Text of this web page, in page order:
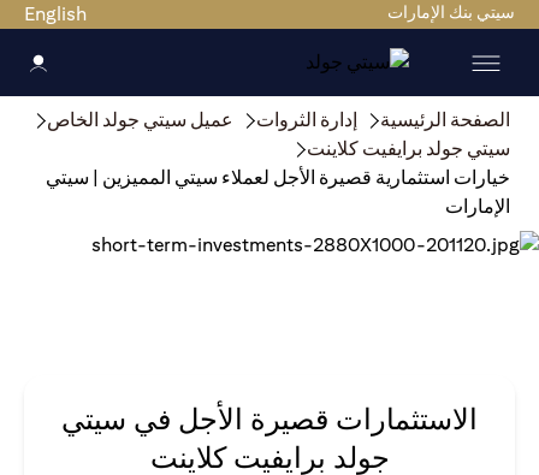
سيتي بنك الإمارات English
الصفحة الرئيسية إدارة الثروات
عميل سيتي جولد الخاص
سيتي جولد برايفيت كلاينت
خيارات استثمارية قصيرة الأجل لعملاء سيتي المميزين | سيتي
الإمارات
الاستثمارات قصيرة الأجل في سيتي
جولد برايفيت كلاينت